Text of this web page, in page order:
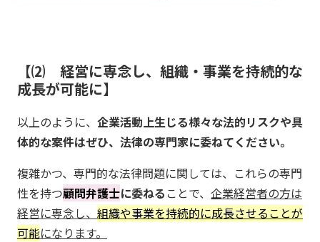
⑵ 経営に専念し、組織・事業を持続的な
成長が可能に
以上のように、 企業活動上生じる様々な法的リスクや具
体的な案件はぜひ、法律の専門家に委ねてください。
複雑かつ、専門的な法律問題に関しては、これらの専門
性を持つ顧問弁護士に委ねる ことで、 企業経営者の方は
経営に専念し、 組織や事業を持続的に成長させることが
可能になります。